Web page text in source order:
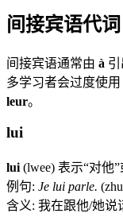
间接宾语代
间接宾语通常由 à
多学习者会过度使用
leur。
lui
lui (lwee) 表示“对他”
例句: Je lui parle.
含义: 我在跟他/她说